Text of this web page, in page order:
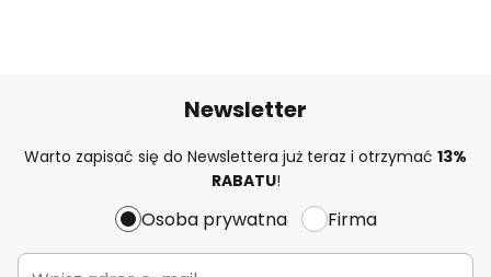
Newsletter
Warto zapisać się do Newslettera już teraz i otrzymać 13%
RABATU!
Osoba prywatna Firma